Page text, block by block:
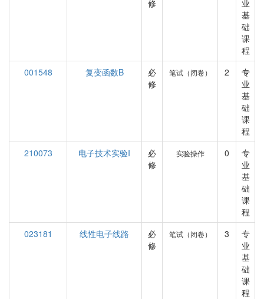
修
业
基
础
课
程
001548
复变函数B
必
修
笔试（闭卷） 2
专
业
基
础
课
程
210073
电子技术实验I
必
修
实验操作 0
专
业
基
础
课
程
023181
线性电子线路
必
修
笔试（闭卷） 3
专
业
基
础
课
程